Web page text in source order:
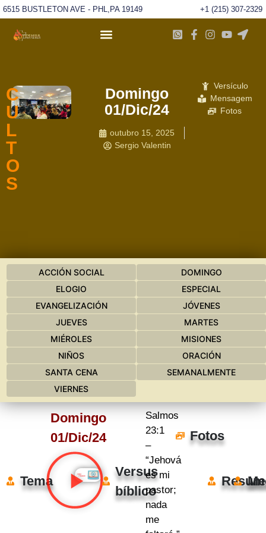
6515 BUSTLETON AVE - PHL,PA 19149 +1 (215) 307-2329
C
U
L
T
O
S
Domingo
01/Dic/24
outubro 15, 2025
Sergio Valentin
Versículo
Mensagem
Fotos
ACCIÓN SOCIAL
DOMINGO
ELOGIO
ESPECIAL
EVANGELIZACIÓN
JÓVENES
JUEVES
MARTES
MIÉROLES
MISIONES
NIÑOS
ORACIÓN
SANTA CENA
SEMANALMENTE
VIERNES
Tema
Domingo
01/Dic/24
Versus
bíblico
Salmos
23:1
–
“Jehová
es mi
pastor;
nada
me
Fotos